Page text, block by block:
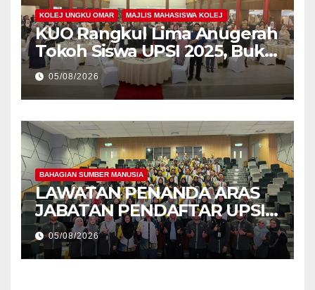
KOLEJ UNGKU OMAR MAJLIS MAHASISWA KOLEJ
KUO Rangkul Lima Anugerah
Tokoh Siswa UPSI 2025, Bukti
Kecemerlangan Mahasiswa
Holistik
05/08/2026
BAHAGIAN SUMBER MANUSIA
LAWATAN PENANDA ARAS
JABATAN PENDAFTAR UPSI
KE JABATAN PENDAFTAR
UniSZA – PERKUKUH
KERJASAMA STRATEGIK
05/08/2026